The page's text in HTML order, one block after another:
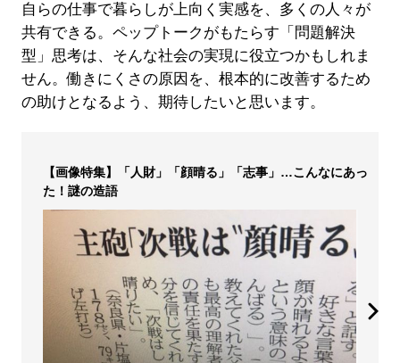
自らの仕事で暮らしが上向く実感を、多くの人々が
共有できる。ペップトークがもたらす「問題解決
型」思考は、そんな社会の実現に役立つかもしれま
せん。働きにくさの原因を、根本的に改善するため
の助けとなるよう、期待したいと思います。
【画像特集】「人財」「顔晴る」「志事」…こんなにあっ
た！謎の造語